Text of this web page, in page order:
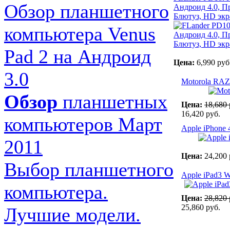
Обзор планшетного
компьютера Venus
Pad 2 на Андроид
3.0
Обзор планшетных
компьютеров Март
2011
Выбор планшетного
компьютера.
Лучшие модели.
Андроид 4.0,
Блютуз, HD
Цена: 6,990
Motorola
Цена: 18,680
16,420 руб.
Apple iPhone
Цена: 24,200
Apple iPad3
Цена: 28,820
25,860 руб.